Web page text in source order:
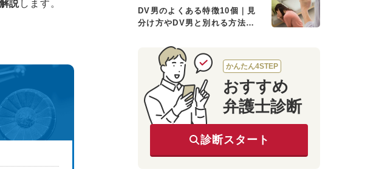
説します。
DV男のよくある特徴10個｜見
分け方やDV男と別れる方法も
かんたん4STEP
おすすめ
弁護士診断
診断スタート